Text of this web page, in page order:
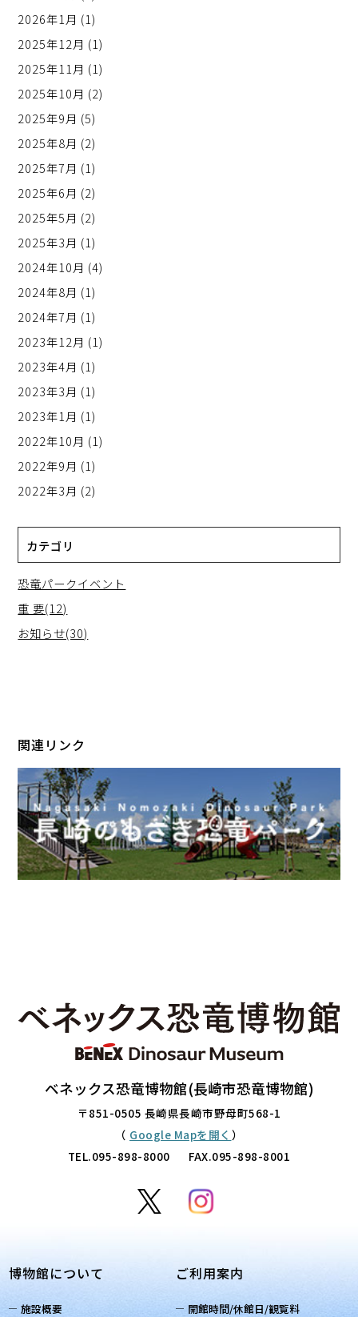
2026年1月 (1)
2025年12月 (1)
2025年11月 (1)
2025年10月 (2)
2025年9月 (5)
2025年8月 (2)
2025年7月 (1)
2025年6月 (2)
2025年5月 (2)
2025年3月 (1)
2024年10月 (4)
2024年8月 (1)
2024年7月 (1)
2023年12月 (1)
2023年4月 (1)
2023年3月 (1)
2023年1月 (1)
2022年10月 (1)
2022年9月 (1)
2022年3月 (2)
カテゴリ
恐竜パークイベント
重 要(12)
お知らせ(30)
関連リンク
ベネックス恐竜博物館(長崎市恐竜博物館)
〒851-0505 長崎県長崎市野母町568-1
（ Google Mapを開く ）
TEL.095-898-8000 FAX.095-898-8001
博物館について
施設概要
ご利用案内
開館時間/休館日/観覧料